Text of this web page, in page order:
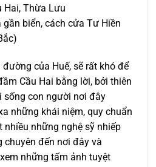
Hai, Thừa Lưu
biển, cách cửa Tư Hiền
của Huế, sẽ rất khó để
Cầu Hai bằng lời, bởi thiên
sống con người nơi đây
những khái niệm, quy chuẩn
nhiều những nghệ sỹ nhiếp
chuyên đến nơi đây và
những tấm ảnh tuyệt